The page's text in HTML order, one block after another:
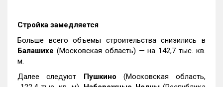
Стройка замедляется
Больше всего объемы строительства снизились в
Балашихе (Московская область) — на 142,7 тыс. кв.
м.
Далее следуют Пушкино (Московская область,